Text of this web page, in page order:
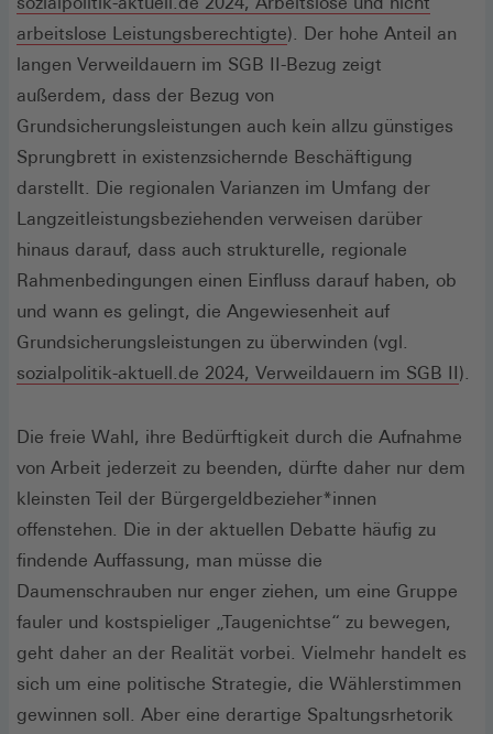
arbeitslose Leistungsberechtigte(Öffnet
in
neuen
Fenster)
). Der hohe Anteil an
langen Verweildauern im SGB II-Bezug zeigt
außerdem, dass der Bezug von
Grundsicherungsleistungen auch kein allzu günstiges
Sprungbrett in existenzsichernde Beschäftigung
darstellt. Die regionalen Varianzen im Umfang der
Langzeitleistungsbeziehenden verweisen darüber
hinaus darauf, dass auch strukturelle, regionale
Rahmenbedingungen einen Einfluss darauf haben, ob
und wann es gelingt, die Angewiesenheit auf
Grundsicherungsleistungen zu überwinden (vgl.
sozialpolitik-aktuell.de 2024, Verweildauern im SGB II ).
Die freie Wahl, ihre Bedürftigkeit durch die Aufnahme
von Arbeit jederzeit zu beenden, dürfte daher nur dem
kleinsten Teil der Bürgergeldbezieher*innen
offenstehen. Die in der aktuellen Debatte häufig zu
findende Auffassung, man müsse die
Daumenschrauben nur enger ziehen, um eine Gruppe
fauler und kostspieliger „Taugenichtse“ zu bewegen,
geht daher an der Realität vorbei. Vielmehr handelt es
sich um eine politische Strategie, die Wählerstimmen
gewinnen soll. Aber eine derartige Spaltungsrhetorik